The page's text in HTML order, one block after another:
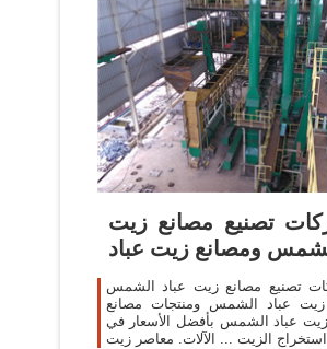
تصنيع مصانع زيت
تصنيع مصانع زيت عباد الشمس
زيت عباد الشمس ومنتجات مصانع
زيت عباد الشمس بأفضل الأسعار في.com. ... البذور